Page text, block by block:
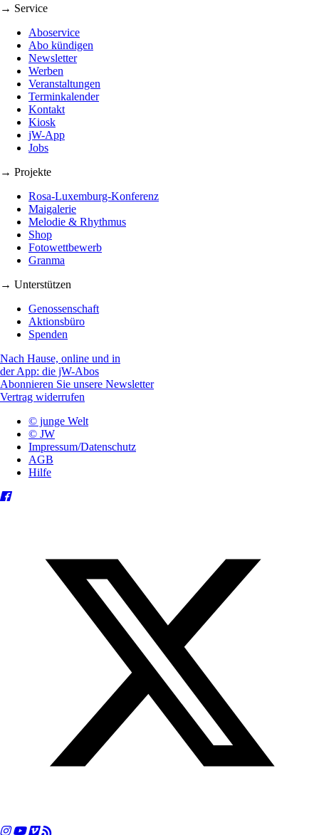
→ Service
Aboservice
Abo kündigen
Newsletter
Werben
Veranstaltungen
Terminkalender
Kontakt
Kiosk
jW-App
Jobs
→ Projekte
Rosa-Luxemburg-Konferenz
Maigalerie
Melodie & Rhythmus
Shop
Fotowettbewerb
Granma
→ Unterstützen
Genossenschaft
Aktionsbüro
Spenden
Nach Hause, online und in
der App: die jW-Abos
Abonnieren Sie unsere Newsletter
Vertrag widerrufen
© junge Welt
© JW
Impressum/Datenschutz
AGB
Hilfe